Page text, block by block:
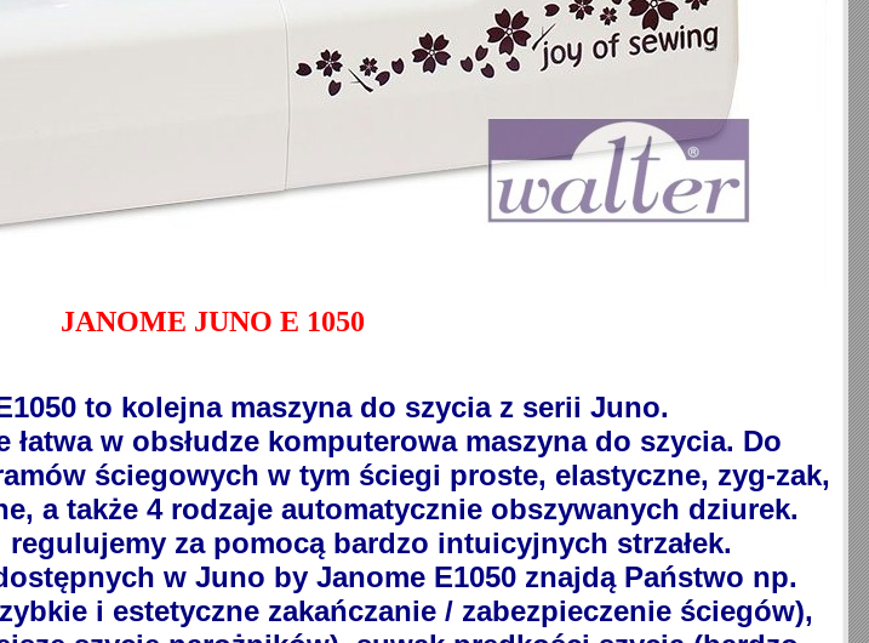
JANOME JUNO E 1050
to kolejna maszyna do szycia z serii Juno.
w obsłudze komputerowa maszyna do szycia. Do
ściegowych w tym ściegi proste, elastyczne, zyg-zak,
a także 4 rodzaje automatycznie obszywanych dziurek.
za pomocą bardzo intuicyjnych strzałek.
w Juno by Janome E1050 znajdą Państwo np.
i estetyczne zakańczanie / zabezpieczenie ściegów),